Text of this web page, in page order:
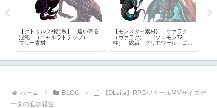
【クトゥルフ神話系】 這い寄る
混沌 （ニャルラトテップ） ｜
フリー素材
【モンスター素材】 ウァラク
（ヴァラク） ［ソロモン72
柱］ 総裁 グリモワール ゴエ
ホーム BLOG
【DLsite】RPGツクールMVサイズデ
ータの追加報告